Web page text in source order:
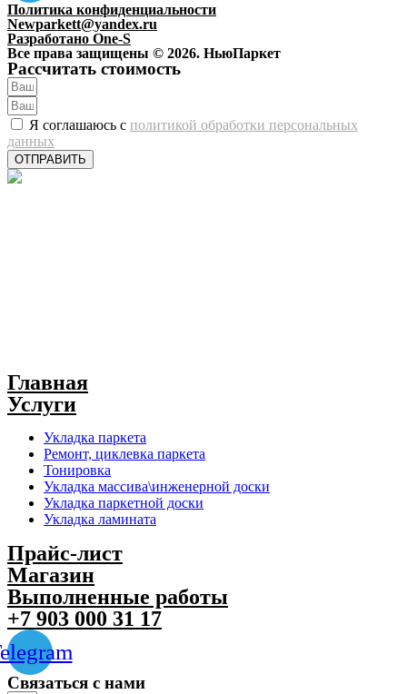
Политика конфиденциальности
Newparkett@yandex.ru
Разработано One-S
Все права защищены © 2026. НьюПаркет
Рассчитать стоимость
Я соглашаюсь с политикой обработки персональных
данных
ОТПРАВИТЬ
Главная
Услуги
Укладка паркета
Ремонт, циклевка паркета
Тонировка
Укладка массива\инженерной доски
Укладка паркетной доски
Укладка ламината
Прайс-лист
Магазин
Выполненные работы
+7 903 000 31 17
Связаться с нами